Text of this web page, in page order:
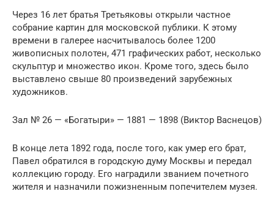
Через 16 лет братья Третьяковы открыли частное
собрание картин для московской публики. К этому
времени в галерее насчитывалось более 1200
живописных полотен, 471 графических работ, несколько
скульптур и множество икон. Кроме того, здесь было
выставлено свыше 80 произведений зарубежных
художников.
Зал № 26 — «Богатыри» — 1881 — 1898 (Виктор Васнецов)
В конце лета 1892 года, после того, как умер его брат,
Павел обратился в городскую думу Москвы и передал
коллекцию городу. Его наградили званием почетного
жителя и назначили пожизненным попечителем музея.